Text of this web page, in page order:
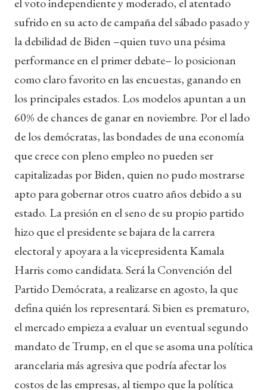
sufrido en su acto de campaña del sábado pasado y
la debilidad de Biden –quien tuvo una pésima
performance en el primer debate– lo posicionan
como claro favorito en las encuestas, ganando en
los principales estados. Los modelos apuntan a un
60% de chances de ganar en noviembre. Por el lado
de los demócratas, las bondades de una economía
que crece con pleno empleo no pueden ser
capitalizadas por Biden, quien no pudo mostrarse
apto para gobernar otros cuatro años debido a su
estado. La presión en el seno de su propio partido
hizo que el presidente se bajara de la carrera
electoral y apoyara a la vicepresidenta Kamala
Harris como candidata. Será la Convención del
Partido Demócrata, a realizarse en agosto, la que
defina quién los representará. Si bien es prematuro,
el mercado empieza a evaluar un eventual segundo
mandato de Trump, en el que se asoma una política
arancelaria más agresiva que podría afectar los
costos de las empresas, al tiempo que la política